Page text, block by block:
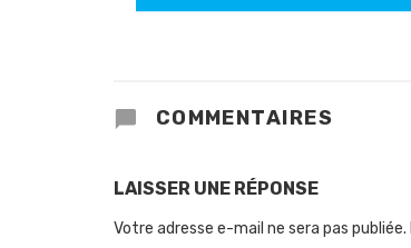
COMMENTAIRES
LAISSER UNE RÉPONSE
Votre adresse e-mail ne sera pas publiée.